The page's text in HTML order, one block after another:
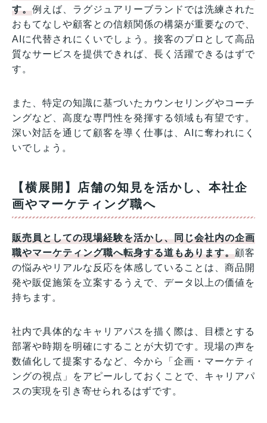
す。例えば、ラグジュアリーブランドでは洗練された
おもてなしや顧客との信頼関係の構築が重要なので、
AIに代替されにくいでしょう。接客のプロとして高品
質なサービスを提供できれば、長く活躍できるはずで
す。
また、特定の知識に基づいたカウンセリングやコーチ
ングなど、高度な専門性を発揮する領域も有望です。
深い対話を通じて顧客を導く仕事は、AIに奪われにく
いでしょう。
【横展開】店舗の知見を活かし、本社企
画やマーケティング職へ
販売員としての現場経験を活かし、同じ会社内の企画
職やマーケティング職へ転身する道もあります。顧客
の悩みやリアルな反応を体感していることは、商品開
発や販促施策を立案するうえで、データ以上の価値を
持ちます。
社内で具体的なキャリアパスを描く際は、目標とする
部署や時期を明確にすることが大切です。現場の声を
数値化して提案するなど、今から「企画・マーケティ
ングの視点」をアピールしておくことで、キャリアパ
スの実現を引き寄せられるはずです。